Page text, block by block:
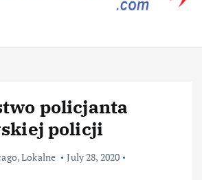
policjanta
policji
,Lokalne
July 28, 2020